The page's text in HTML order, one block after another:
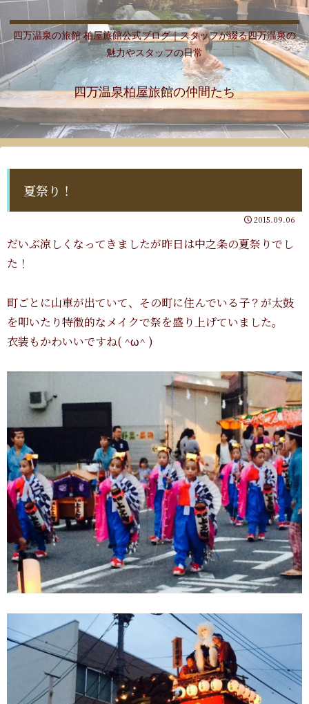
四万温泉の旅館 柏屋旅館公式ブログ｜スタッフが綴る四万温泉の
魅力やスタッフの日常
四万温泉柏屋旅館の仲間たち
夏祭り！
2015.09.06
だいぶ涼しくなってきましたが昨日は中之条の夏祭りでし
た！
町ごとに山車が出ていて、その町に住んでいる子？が太鼓
を叩いたり特徴的なメイクで祭を盛り上げていました。
衣装もかわいいですね( ^ω^ )